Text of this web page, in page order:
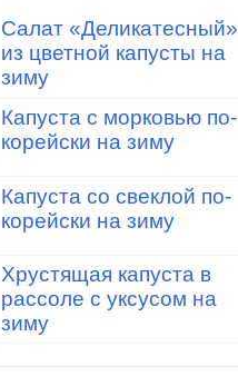
Салат «Деликатесный»
из цветной капусты на
зиму
Капуста с морковью по-
корейски на зиму
Капуста со свеклой по-
корейски на зиму
Хрустящая капуста в
рассоле с уксусом на
зиму